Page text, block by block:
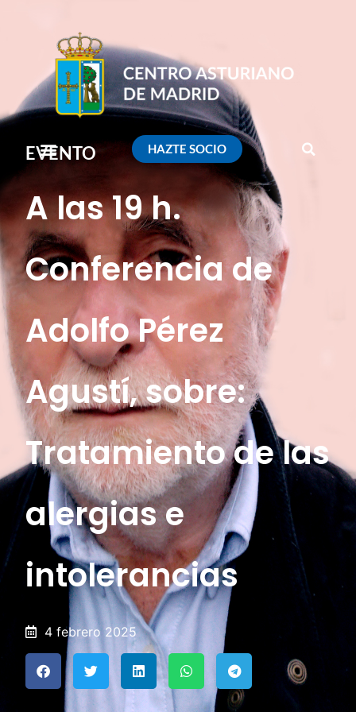
HAZTE SOCIO
EVENTO
A las 19 h.
Conferencia de
Adolfo Pérez
Agustí, sobre:
Tratamiento de las
alergias e
intolerancias
4 febrero 2025